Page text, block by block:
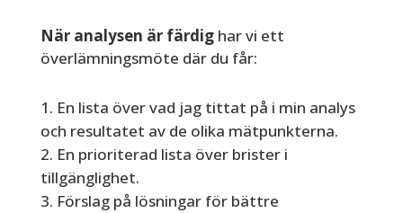
När analysen är färdighar vi ett
överlämningsmöte där du får:
En lista över vad jag tittat på i min analys
och resultatet av de olika mätpunkterna.
En prioriterad lista över brister i
tillgänglighet.
Förslag på lösningar för bättre